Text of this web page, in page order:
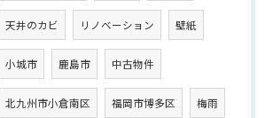
天井のカビ リノベーション 壁紙
小城市 鹿島市 中古物件
北九州市小倉南区 福岡市博多区 梅雨